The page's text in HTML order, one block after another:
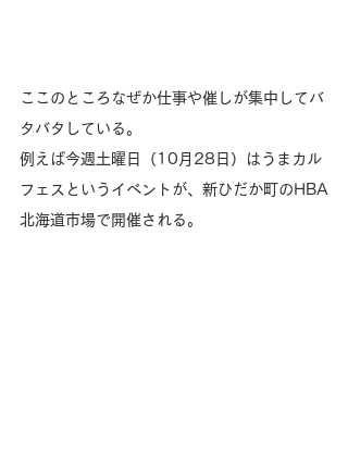
ここのところなぜか仕事や催しが集中してバ
タバタしている。
例えば今週土曜日（10月28日）はうまカル
フェスというイベントが、新ひだか町のHBA
北海道市場で開催される。